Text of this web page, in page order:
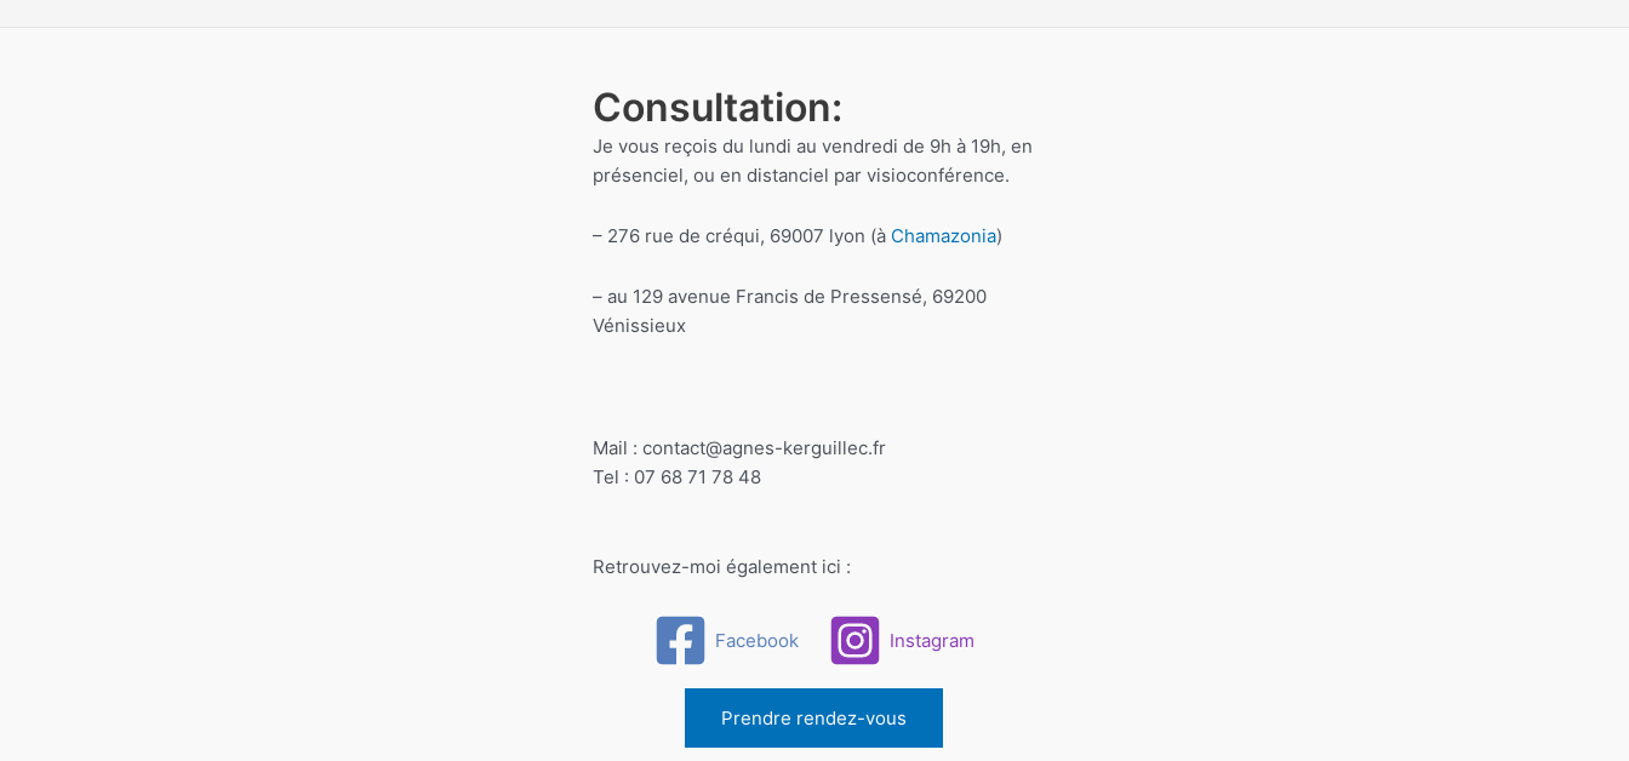
Consultation:
Je vous reçois du lundi au vendredi de 9h à 19h, en
présenciel, ou en distanciel par visioconférence.
– 276 rue de créqui, 69007 lyon (à Chamazonia)
– au 129 avenue Francis de Pressensé, 69200
Vénissieux
Mail : contact@agnes-kerguillec.fr
Tel : 07 68 71 78 48
Retrouvez-moi également ici :
Facebook Instagram
Prendre rendez-vous